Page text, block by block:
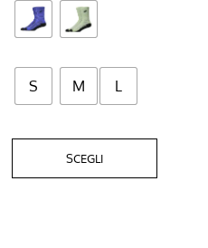
S M L
SCEGLI
nella
pagina
prodotto